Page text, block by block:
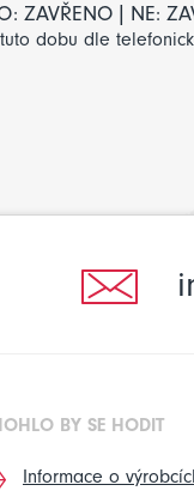
ZAVŘENO | NE:
dobu dle
BY SE HODIT
Informace o